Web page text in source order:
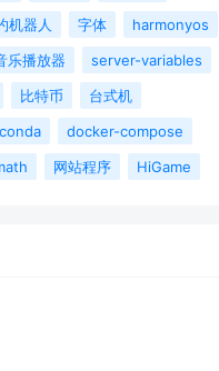
机器人 字体
harmonyos
乐播放器
server-variables
比特币
台式机
conda
docker-compose
网站程序 HiGame